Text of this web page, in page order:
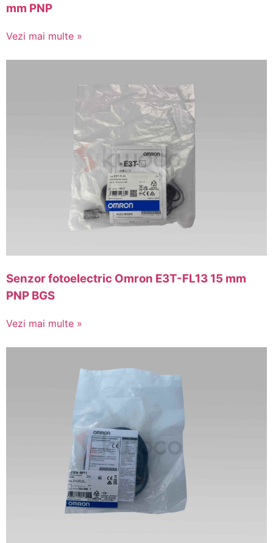
mm PNP
Vezi mai multe »
Senzor fotoelectric Omron E3T-FL13 15 mm
PNP BGS
Vezi mai multe »